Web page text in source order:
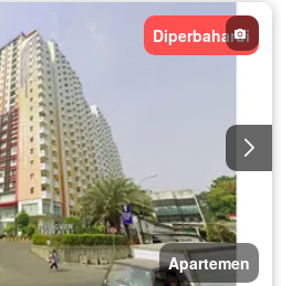
Diperbaharui
Apartemen